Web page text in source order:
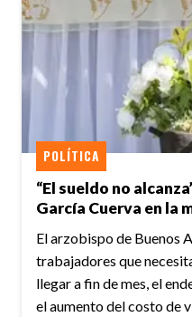
“El sueldo no
García Cuerva en la
POLÍTICA
El arzobispo de Buenos
trabajadores que
llegar a fin de mes, el
el aumento del costo de